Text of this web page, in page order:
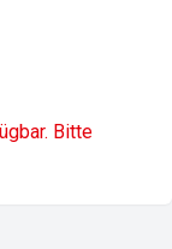
Bitte